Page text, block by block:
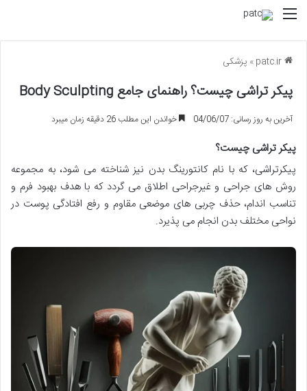
منو
» پزشکی
پیکر تراشی چیست؟ راهنمای جامع Body Sculpting
آخرین به روز رسانی: 04/06/07 خواندن این مطلب 26 دقیقه زمان میبرد
پیکر تراشی چیست؟
پیکرتراشی، که با نام کانتورینگ بدن نیز شناخته می شود، به مجموعه
روش های جراحی و غیرجراحی اطلاق می گردد که با هدف بهبود فرم و
تناسب اندام، حذف چربی های موضعی مقاوم و رفع افتادگی پوست در
نواحی مختلف بدن انجام می پذیرد.